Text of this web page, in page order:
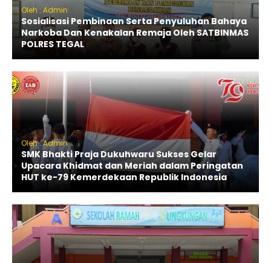
Oleh : Admin
Sosialisasi Pembinaan Serta Penyuluhan Bahaya
Narkoba Dan Kenakalan Remaja Oleh SATBINMAS
POLRES TEGAL
Oleh : Admin
SMK Bhakti Praja Dukuhwaru Sukses Gelar
Upacara Khidmat dan Meriah dalam Peringatan
HUT ke-79 Kemerdekaan Republik Indonesia